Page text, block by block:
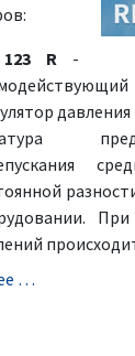
R -
давления
…